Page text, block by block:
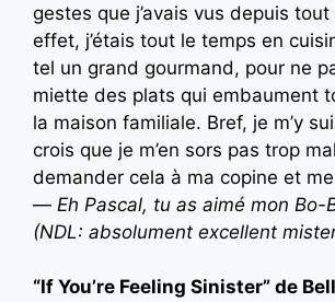
gestes que j’avais vus depuis
effet, j’étais tout le temps en
tel un grand gourmand, pour ne
miette des plats qui embaument
la maison familiale. Bref, je m’y
crois que je m’en sors pas trop
demander cela à ma copine et
— Eh Pascal, tu as aimé mon Bo-
(NDL: absolument excellent
“If You’re Feeling Sinister” de